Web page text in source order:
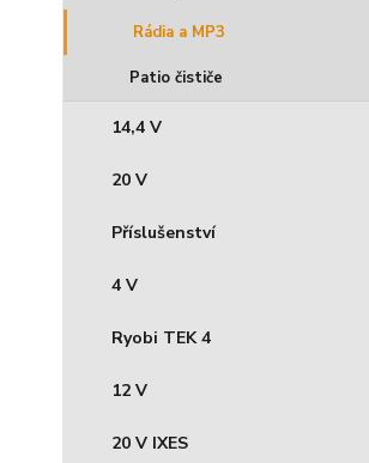
Rádia a MP3
Patio čističe
14,4 V
20 V
Příslušenství
4 V
Ryobi TEK 4
12 V
20 V IXES